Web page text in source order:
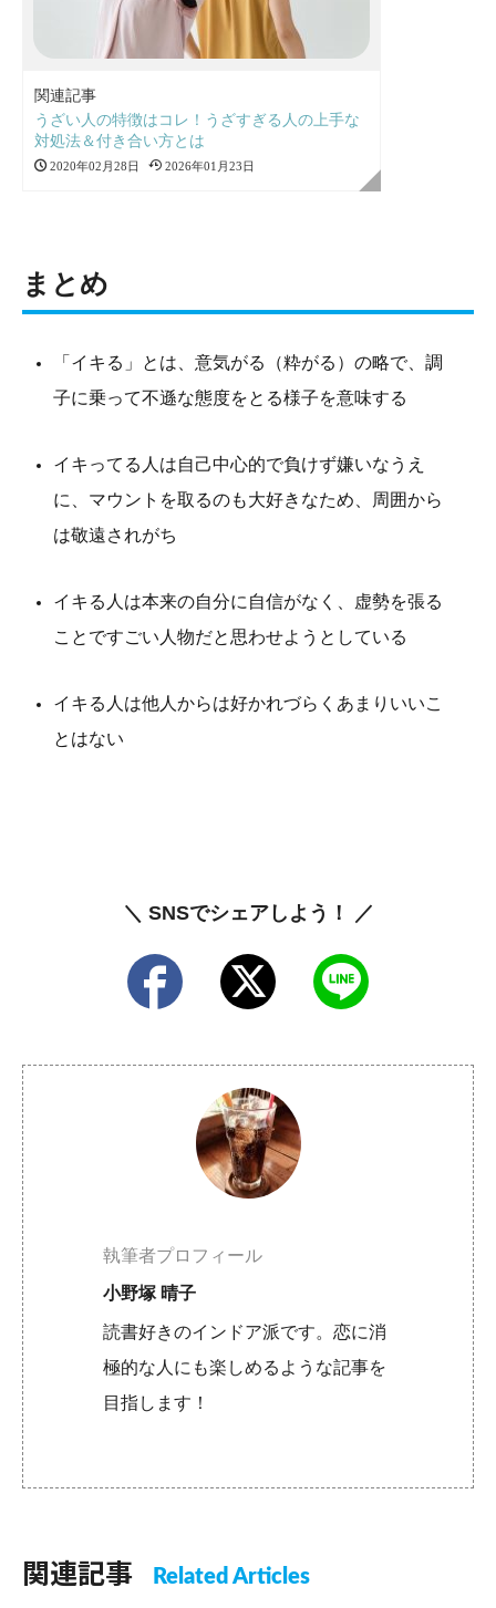
関連記事
うざい人の特徴はコレ！うざすぎる人の上手な
対処法＆付き合い方とは
2020年02月28日 2026年01月23日
まとめ
「イキる」とは、意気がる（粋がる）の略で、調
子に乗って不遜な態度をとる様子を意味する
イキってる人は自己中心的で負けず嫌いなうえ
に、マウントを取るのも大好きなため、周囲から
は敬遠されがち
イキる人は本来の自分に自信がなく、虚勢を張る
ことですごい人物だと思わせようとしている
イキる人は他人からは好かれづらくあまりいいこ
とはない
＼ SNSでシェアしよう！ ／
執筆者プロフィール
小野塚 晴子
読書好きのインドア派です。恋に消
極的な人にも楽しめるような記事を
目指します！
関連記事 Related Articles